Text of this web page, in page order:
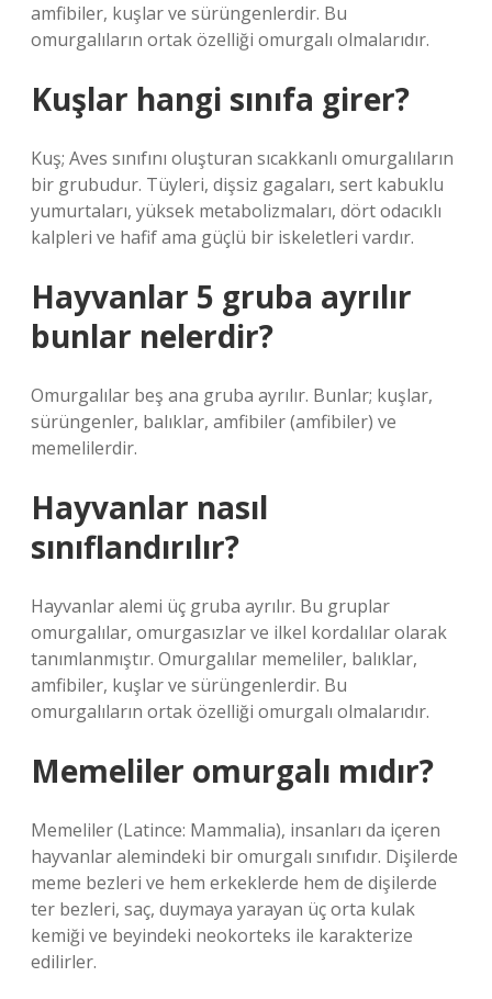
amfibiler, kuşlar ve sürüngenlerdir. Bu
omurgalıların ortak özelliği omurgalı olmalarıdır.
Kuşlar hangi sınıfa girer?
Kuş; Aves sınıfını oluşturan sıcakkanlı omurgalıların
bir grubudur. Tüyleri, dişsiz gagaları, sert kabuklu
yumurtaları, yüksek metabolizmaları, dört odacıklı
kalpleri ve hafif ama güçlü bir iskeletleri vardır.
Hayvanlar 5 gruba ayrılır
bunlar nelerdir?
Omurgalılar beş ana gruba ayrılır. Bunlar; kuşlar,
sürüngenler, balıklar, amfibiler (amfibiler) ve
memelilerdir.
Hayvanlar nasıl
sınıflandırılır?
Hayvanlar alemi üç gruba ayrılır. Bu gruplar
omurgalılar, omurgasızlar ve ilkel kordalılar olarak
tanımlanmıştır. Omurgalılar memeliler, balıklar,
amfibiler, kuşlar ve sürüngenlerdir. Bu
omurgalıların ortak özelliği omurgalı olmalarıdır.
Memeliler omurgalı mıdır?
Memeliler (Latince: Mammalia), insanları da içeren
hayvanlar alemindeki bir omurgalı sınıfıdır. Dişilerde
meme bezleri ve hem erkeklerde hem de dişilerde
ter bezleri, saç, duymaya yarayan üç orta kulak
kemiği ve beyindeki neokorteks ile karakterize
edilirler.